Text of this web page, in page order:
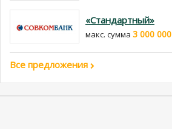
«Стандартный»
макс. сумма 3 000 000
Все предложения